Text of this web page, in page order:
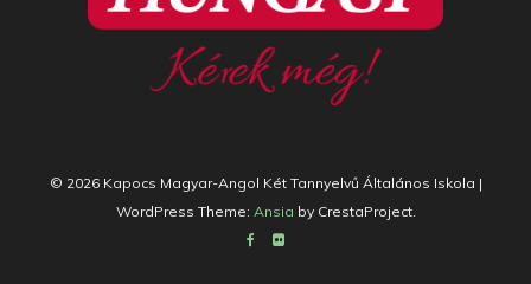
© 2026 Kapocs Magyar-Angol Két Tannyelvű Általános Iskola |
WordPress Theme: Ansia by CrestaProject.
Facebook
Flickr